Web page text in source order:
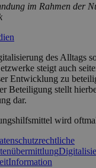
im Rahmen der
des Alltags
steigt auch
Entwicklung zu
Beteiligung stellt
dar.
wird
Information